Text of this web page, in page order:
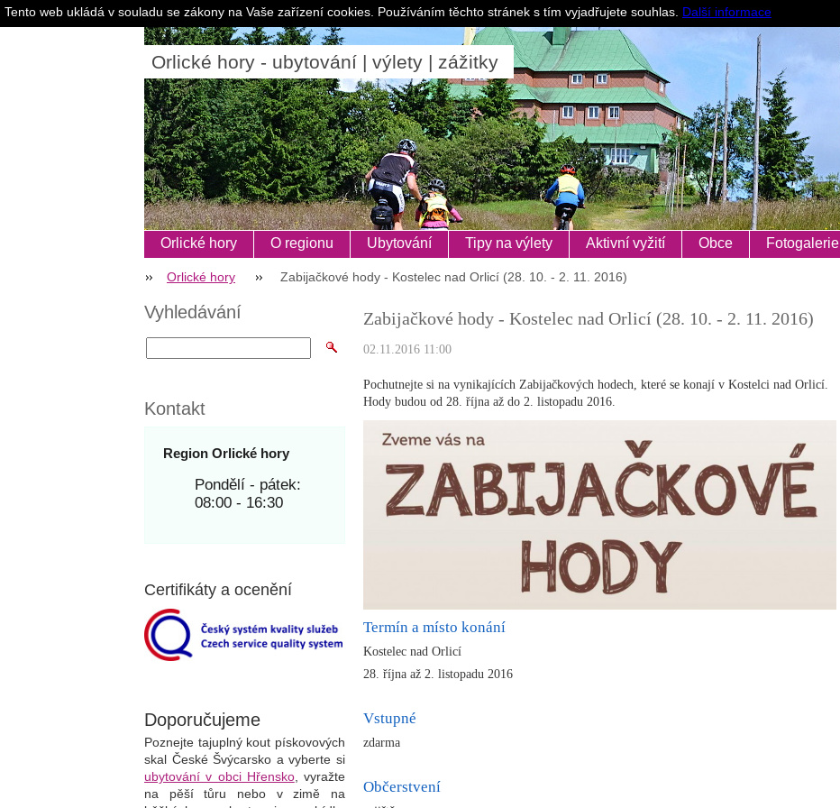
Orlické hory - ubytování | výlety | zážitky
Pro ubytovatele
Orlické hory O regionu Ubytování Tipy na výlety Aktivní vyžití Obce Fotogalerie
Orlické hory Zabijačkové hody - Kostelec nad Orlicí (28. 10. - 2. 11. 2016)
Zabijačkové hody - Kostelec nad Orlicí (28. 10. - 2. 11. 2016)
02.11.2016 11:00
Pochutnejte si na vynikajících Zabijačkových hodech, které se konají v Kostelci nad Orlicí.
Hody budou od 28. října až do 2. listopadu 2016.
Termín a místo konání
Kostelec nad Orlicí
28. října až 2. listopadu 2016
Vstupné
zdarma
Občerstvení
Vyhledávání
Kontakt
Region Orlické hory
Pondělí - pátek:
08:00 - 16:30
Certifikáty a ocenění
Doporučujeme
Poznejte tajuplný kout pískovových
skal České Švýcarsko a vyberte si
ubytování v obci Hřensko, vyražte
na pěší tůru nebo v zimě na
Tento web ukládá v souladu se zákony na Vaše zařízení cookies. Používáním těchto stránek s tím vyjadřujete souhlas. Další informace